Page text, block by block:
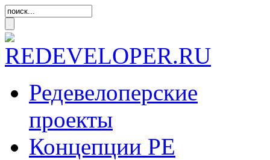
Редевелоперские
проекты
Концепции РЕ